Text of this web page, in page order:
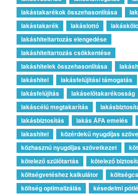
lakástakarékok összehasonlítása
lakástakarék
lakáslottó
lakáshiteltartozás elengedése
lakáshiteltartozás csökkentése
lakáshitelek összehasonlítása
lakáshitel
lakásfelújítási támogatás
lakásfelújítás
lakáselőtakarékosság
lakáscélú megtakarítás
lakásbiztosítás
lakás ÁFA emelés
lakashitel
közérdekű nyugdíjas
közhasznú nyugdíjas szövetkezet
kötelező szülőtartás
kötelező
költségvetéshez kalkulátor
költség optimalizálás
késedelmi